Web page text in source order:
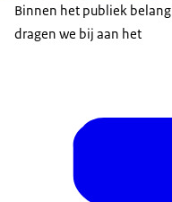
Binnen het publiek belang
dragen we bij aan het